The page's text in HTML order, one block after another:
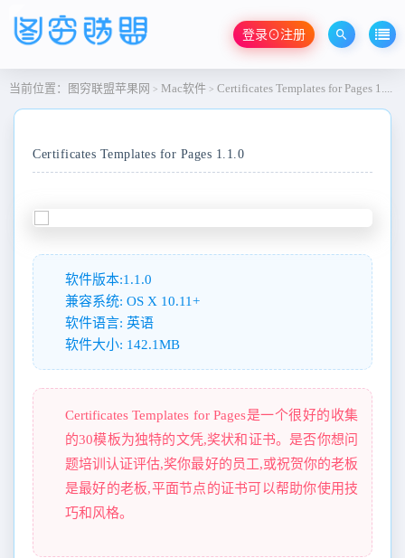
登录⊙注册
当前位置： 图穷联盟苹果网 > Mac软件 > Certificates Templates for Pages 1.1.0
Certificates Templates for Pages 1.1.0
软件版本:1.1.0
兼容系统: OS X 10.11+
软件语言: 英语
软件大小: 142.1MB
Certificates Templates for Pages是一个很好的收集
的30模板为独特的文凭,奖状和证书。是否你想问
题培训认证评估,奖你最好的员工,或祝贺你的老板
是最好的老板,平面节点的证书可以帮助你使用技
巧和风格。